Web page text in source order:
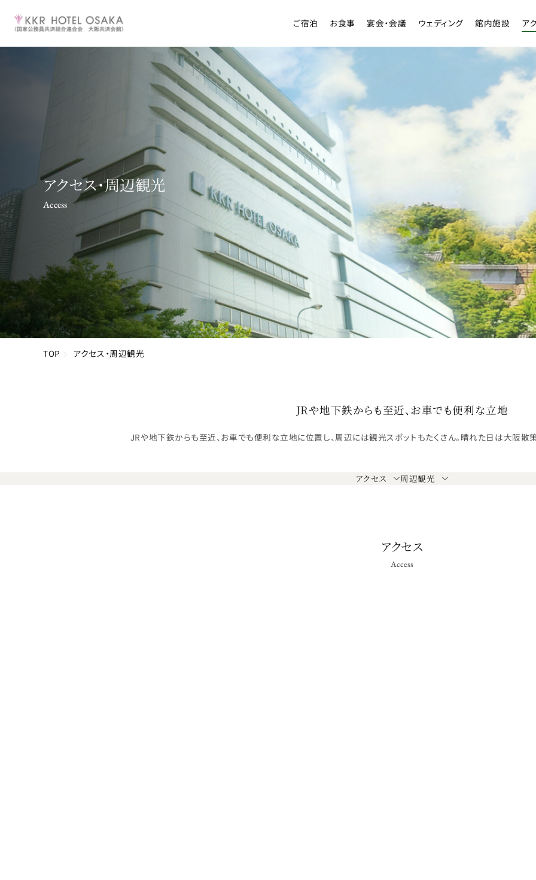
ご宿泊 お食事 宴会・会議 ウェディング 館内施設 ア
アクセス・周辺観光
Access
TOP アクセス・周辺観光
JRや地下鉄からも至近、お車でも便利な立地
JRや地下鉄からも至近、お車でも便利な立地に位置し、周辺には観光スポットもたくさん。晴れた日は大阪散
アクセス 周辺観光
アクセス
Access